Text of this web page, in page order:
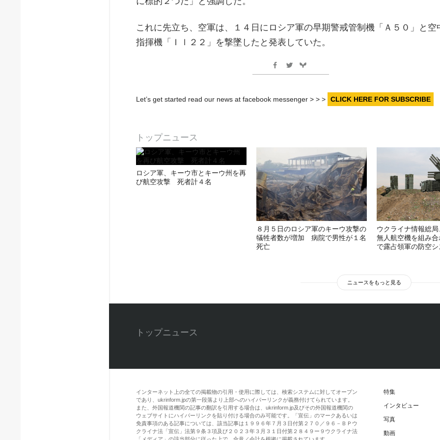
これに先立ち、空軍は、１４日にロシア軍の早期警戒管制機「Ａ５０」と空
指揮機「Ｉｌ２２」を撃墜したと発表していた。
Let’s get started read our news at facebook messenger > > > CLICK HERE FOR SUBSCRIBE
トップニュース
ロシア軍、キーウ市とキーウ州を再
び航空攻撃 死者計４名
８月５日のロシア軍のキーウ攻撃の
犠牲者数が増加 病院で男性が１名
死亡
ウクライナ情報総
無人航空機を組み
で露占領軍の防空
ニュースをもっと見る
トップニュース
特集
インタビュー
写真
動画
インターネット上の全ての掲載物の引用・使用に際しては、検索システムに対してオープン
であり、ukrinform.jpの第一段落より上部へのハイパーリンクが義務付けてられています。
また、外国報道機関の記事の翻訳を引用する場合は、ukrinform.jp及びその外国報道機関の
ウェブサイトにハイパーリンクを貼り付ける場合のみ可能です。「宣伝」のマークあるいは
免責事項のある記事については、該当記事は１９９６年７月３日付第２７０／９６－ＢＰウ
クライナ法「宣伝」法第９条３項及び２０２３年３月３１日付第２８４９ー９ウクライナ法